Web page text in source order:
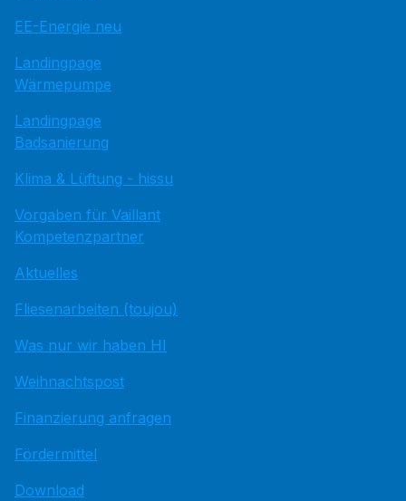
EE-Energie neu
Landingpage
Wärmepumpe
Landingpage
Badsanierung
Klima & Lüftung - hissu
Vorgaben für Vaillant
Kompetenzpartner
Aktuelles
Fliesenarbeiten (toujou)
Was nur wir haben HI
Weihnachtspost
Finanzierung anfragen
Fördermittel
Download